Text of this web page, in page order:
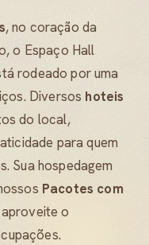
, no coração da
o Espaço Hall
rodeado por uma
Diversos hoteis
do local,
para quem
Sua hospedagem
Pacotes com
o